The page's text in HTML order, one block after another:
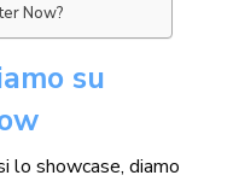
Now?
su
lo showcase, diamo